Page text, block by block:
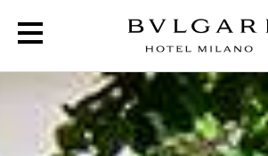
ブルガリ ホテ